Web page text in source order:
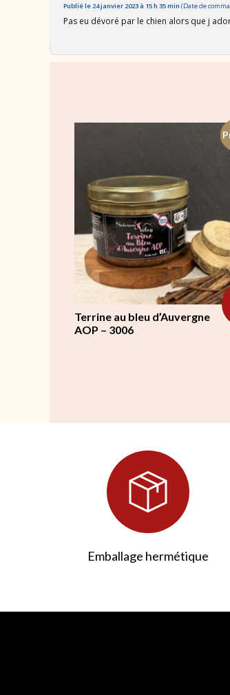
Publié le 24 janvier 2023 à 15 h 35 min (Date de
Pas eu dévoré par le chien alors que j
Terrine au bleu d’Auvergne
AOP – 3006
Emballage hermétique